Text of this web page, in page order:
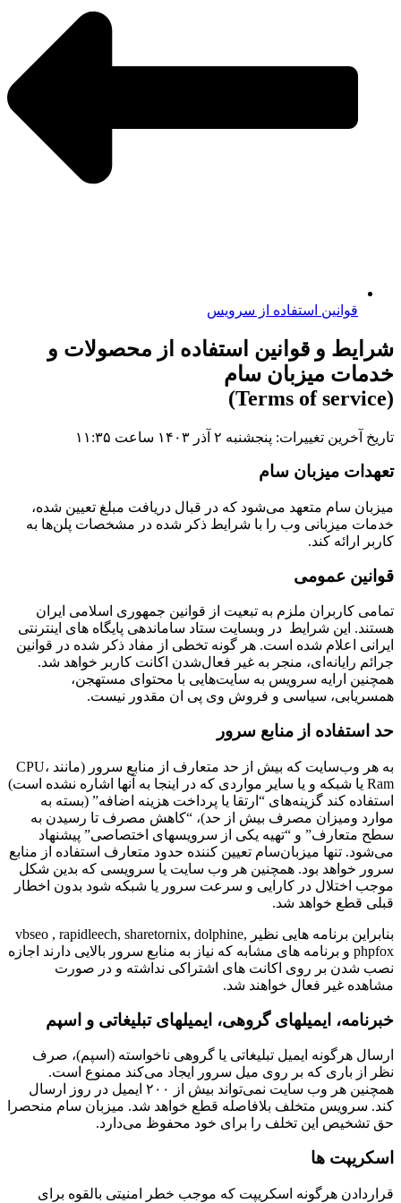
قوانین استفاده از سرویس
شرایط و قوانین استفاده از محصولات و
خدمات میزبان سام
(Terms of service)
تاریخ آخرین تغییرات: پنجشنبه ۲ آذر ۱۴۰۳ ساعت ۱۱:۳۵
تعهدات میزبان سام
میزبان سام متعهد می‌شود كه در قبال دريافت مبلغ تعيين شده،
خدمات ميزبانی وب را با شرايط ذكر شده در مشخصات پلن‌ها به
کاربر ارائه کند.
قوانین عمومی
تمامی کاربران ملزم به تبعیت از قوانین جمهوری اسلامی ایران
هستند. این شرایط در وبسایت ستاد ساماندهی پایگاه های اینترنتی
ایرانی اعلام شده است. هر گونه تخطی از مفاد ذکر شده در قوانین
جرائم رایانه‌ای، منجر به غیر فعال‌شدن اکانت کاربر خواهد شد.
همچنین ارایه سرویس به سایت‌هایی با محتوای مستهجن،
همسریابی، سیاسی و فروش وی پی ان مقدور نیست.
حد استفاده از منابع سرور
به هر وب‌سایت که بیش از حد متعارف از منابع سرور (مانند CPU،
Ram یا شبکه و یا سایر مواردی که در اینجا به آنها اشاره نشده است)
استفاده کند گزینه‌های “ارتقا یا پرداخت هزینه اضافه” (بسته به
موارد ومیزان مصرف بیش از حد)، “کاهش مصرف تا رسیدن به
سطح متعارف” و “تهیه یکی از سرویسهای اختصاصی” پیشنهاد
می‌شود. تنها میزبان‌سام تعیین کننده حدود متعارف استفاده از منابع
سرور خواهد بود. همچنین هر وب سایت یا سرویسی که بدین شکل
موجب اختلال در کارایی و سرعت سرور یا شبکه شود بدون اخطار
قبلی قطع خواهد شد.
بنابراین برنامه هایی نظیر vbseo , rapidleech, sharetornix, dolphine,
phpfox و برنامه های مشابه که نیاز به منابع سرور بالایی دارند اجازه
نصب شدن بر روی اکانت های اشتراکی نداشته و در صورت
مشاهده غیر فعال خواهند شد.
خبرنامه، ایمیلهای گروهی، ایمیلهای تبلیغاتی و اسپم
ارسال هرگونه ایمیل تبلیغاتی یا گروهی ناخواسته (اسپم)، صرف
نظر از باری که بر روی میل سرور ایجاد می‌کند ممنوع است.
همچنین هر وب سایت نمی‌تواند بیش از ۲۰۰ ایمیل در روز ارسال
کند. سرویس متخلف بلافاصله قطع خواهد شد. میزبان سام منحصرا
حق تشخیص این تخلف را برای خود محفوظ می‌دارد.
اسکریپت ها
قراردادن هرگونه اسکریپت که موجب خطر امنیتی بالقوه برای